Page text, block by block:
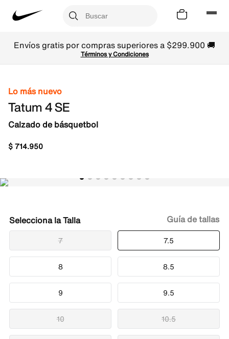
Envíos gratis por compras superiores a $299.900 🚚
Términos y Condiciones
Lo más nuevo
Tatum 4 SE
Calzado de básquetbol
$714.950
Talla
7 7.5
8 8.5
9 9.5
10 10.5
Guía de tallas